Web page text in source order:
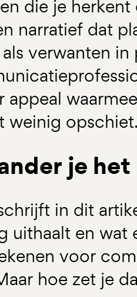
die je
narratief dat
verwanten
appeal
weinig
je
in dit
uithaalt en wat
voor
hoe zet je